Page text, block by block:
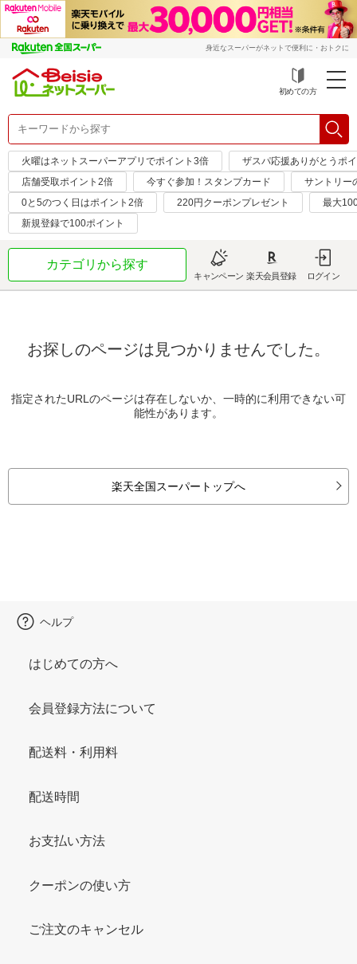
身近なスーパーがネットで便利に・おトクに
初めての方
火曜はネットスーパーアプリでポイント3倍
ザスパ応援ありがとうポ
店舗受取ポイント2倍
今すぐ参加！スタンプカード
サントリー
0と5のつく日はポイント2倍
220円クーポンプレゼント
最大
新規登録で100ポイント
カテゴリから探す
キャンペーン 楽天会員登録 ログイン
お探しのページは見つかりませんでした。
指定されたURLのページは存在しないか、一時的に利用できない可
能性があります。
楽天全国スーパートップへ
ヘルプ
はじめての方へ
会員登録方法について
配送料・利用料
配送時間
お支払い方法
クーポンの使い方
ご注文のキャンセル